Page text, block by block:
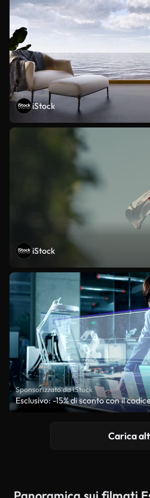
iStock
iStock
Sponsorizzato da iStock
Esclusivo: -15% di sconto con il
Carica